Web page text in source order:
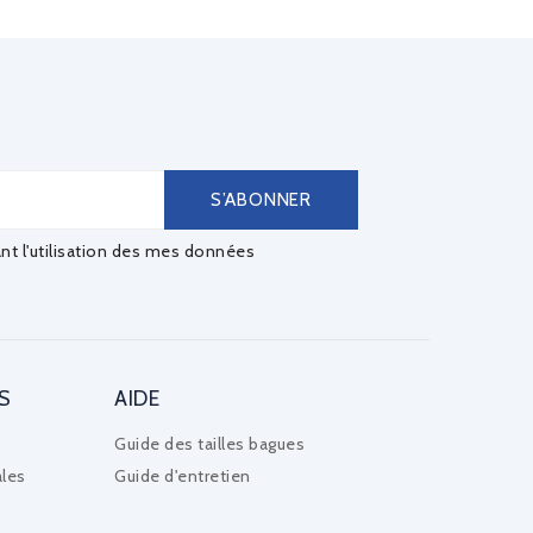
l'utilisation des mes données
AIDE
Guide des tailles bagues
Guide d'entretien